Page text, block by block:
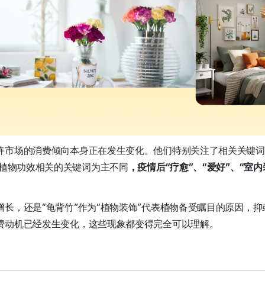
市场的消费倾向本身正在发生变化。他们特别关注了相关关键
物功效相关的关键词为主不同 ，疫情后“疗愈”、“爱好”、“室
，还是“龟背竹”作为“植物装饰”代表植物备受瞩目的原因，
机已经发生变化，这些现象都变得完全可以理解。